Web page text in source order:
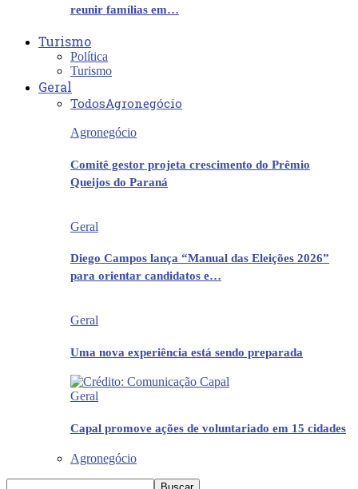
reunir famílias em…
Turismo
Política
Turismo
Geral
TodosAgronegócio
Agronegócio
Comitê gestor projeta crescimento do Prêmio
Queijos do Paraná
Geral
Diego Campos lança “Manual das Eleições 2026”
para orientar candidatos e…
Geral
Uma nova experiência está sendo preparada
Geral
Capal promove ações de voluntariado em 15 cidades
Agronegócio